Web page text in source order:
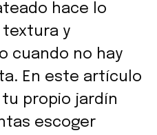
hace lo
textura y
cuando no hay
En este artículo
propio jardín
escoger